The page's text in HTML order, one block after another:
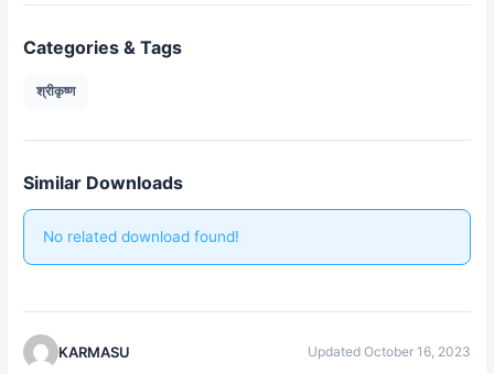
Categories & Tags
श्रीकृष्ण
Similar Downloads
No related download found!
KARMASU Updated October 16, 2023